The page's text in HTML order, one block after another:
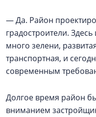
— Да. Район
градостроители.
много зелени,
транспортная, и
современным
Долгое время район
вниманием